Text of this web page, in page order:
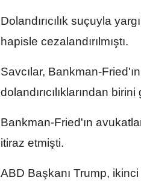
Dolandırıcılık suçuyla
hapisle cezalandırılmıştı.
Savcılar, Bankman-
dolandırıcılıklarından
Bankman-Fried'ın
itiraz etmişti.
ABD Başkanı Trump,